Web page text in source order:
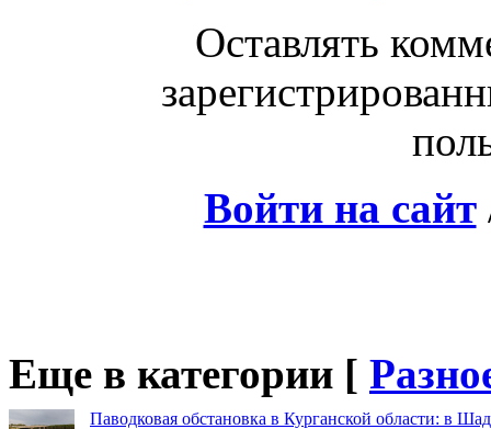
Оставлять
Войти на сайт
Еще в категории [
Паводковая обстановка в Курганской области: в